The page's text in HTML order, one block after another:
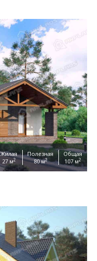
Жилая
27 м2
Полезная
80 м2
Общая
107 м2